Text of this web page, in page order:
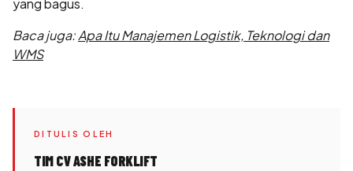
yang bagus.
Baca juga:Apa Itu Manajemen Logistik, Teknologi dan
WMS
DITULIS OLEH
TIM CV ASHE FORKLIFT